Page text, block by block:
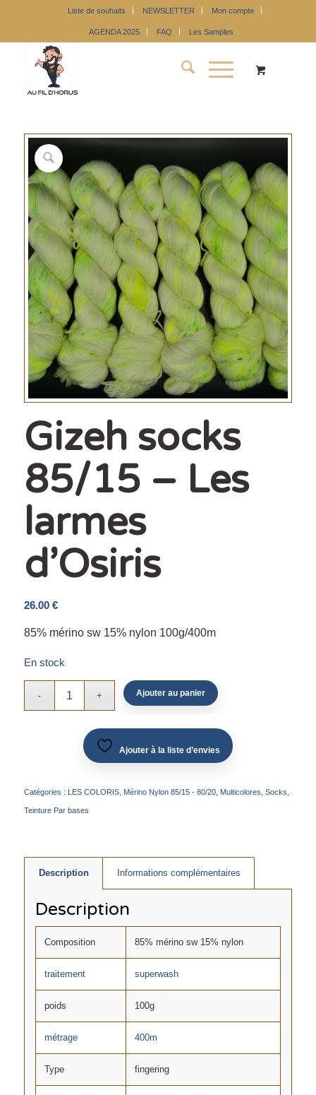
Liste de souhaits NEWSLETTER Mon compte
AGENDA 2025 FAQ Les Samples
Gizeh socks
85/15 – Les
larmes
d’Osiris
26.00 €
85% mérino sw 15% nylon 100g/400m
En stock
Ajouter au panier
Ajouter à la liste d’envies
Catégories : LES COLORIS, Mérino Nylon 85/15 - 80/20, Multicolores, Socks,
Teinture Par bases
Description Informations complémentaires
Description
Composition 85% mérino sw 15% nylon
traitement superwash
poids 100g
métrage 400m
Type fingering